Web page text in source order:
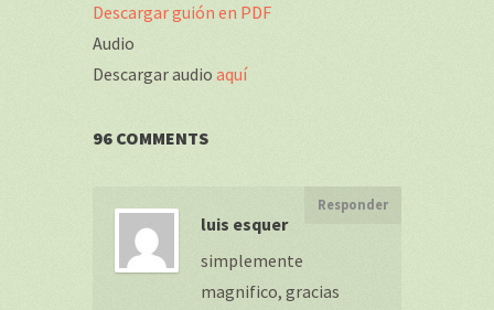
Descargar guión en PDF
Audio
Descargar audio aquí
96 COMMENTS
luis esquer
Responder
simplemente
magnifico, gracias